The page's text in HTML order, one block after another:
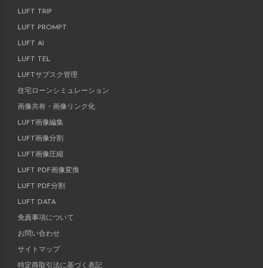
LUFT TRIP
LUFT PROMPT
LUFT AI
LUFT TEL
LUFTサブスク管理
住宅ローンシミュレーション
画像共有・画像リンク化
LUFT画像編集
LUFT画像分割
LUFT画像圧縮
LUFT PDF画像変換
LUFT PDF分割
LUFT DATA
免責事項について
お問い合わせ
サイトマップ
特定商取引法に基づく表記